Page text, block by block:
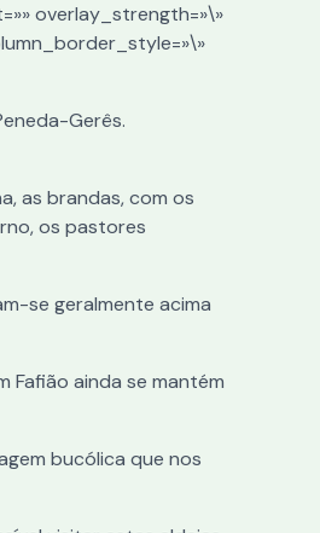
overlay_strength=»\»
Gerês.
as brandas, com os
os pastores
se geralmente acima
Fafião ainda se mantém
bucólica que nos